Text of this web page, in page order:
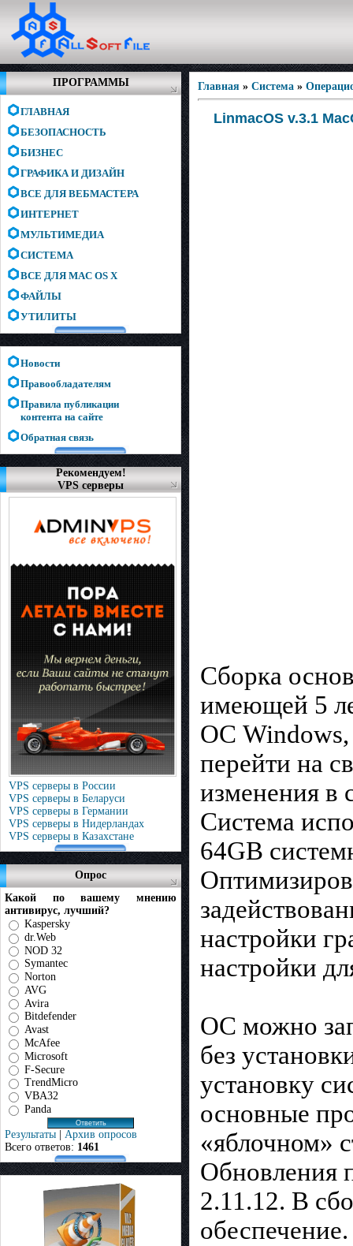
ПРОГРАММЫ
ГЛАВНАЯ
БЕЗОПАСНОСТЬ
БИЗНЕС
ГРАФИКА И ДИЗАЙН
ВСЕ ДЛЯ ВЕБМАСТЕРА
ИНТЕРНЕТ
МУЛЬТИМЕДИА
СИСТЕМА
ВСЕ ДЛЯ MAC OS X
ФАЙЛЫ
УТИЛИТЫ
Новости
Правообладателям
Правила публикации
контента на сайте
Обратная связь
Рекомендуем!
VPS серверы
VPS серверы в России
VPS серверы в Беларуси
VPS серверы в Германии
VPS серверы в Нидерландах
VPS серверы в Казахстане
Опрос
Какой по вашему мнению
антивирус, лучший?
Kaspersky
dr.Web
NOD 32
Symantec
Norton
AVG
Avira
Bitdefender
Avast
McAfee
Microsoft
F-Secure
TrendMicro
VBA32
Panda
Результаты | Архив опросов
Всего ответов: 1461
Главная » Система »
LinmacOS v.3.1
Сборка
имеющей 5
ОС Windows,
перейти на
изменения в
Система
64GB
настройки
настройки
ОС можно
без
установку
основные
«яблочном»
Обновления
2.11.12. В
обеспечение.